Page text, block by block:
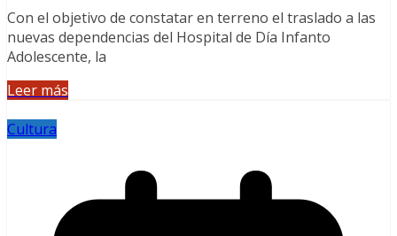
Con el objetivo de constatar en terreno el traslado a las
nuevas dependencias del Hospital de Día Infanto
Adolescente, la
Leer más
Cultura